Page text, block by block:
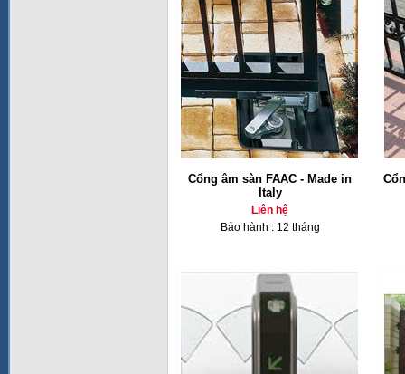
Cổng âm sàn FAAC - Made in
Italy
Liên hệ
Bảo hành : 12 tháng